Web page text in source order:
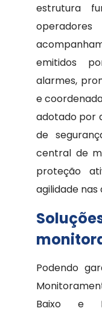
estrutura
emitidos
alarmes,
e
adotado por
de
central de
proteção
agilidade nas
Podendo
Baixo e